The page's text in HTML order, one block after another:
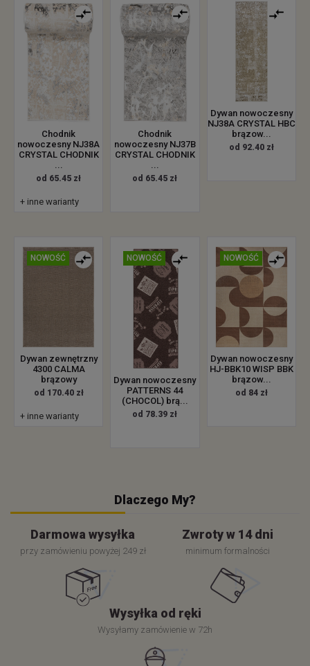
Chodnik
nowoczesny NJ38A
CRYSTAL CHODNIK
...
od 65.45 zł
+ inne warianty
Chodnik
nowoczesny NJ37B
CRYSTAL CHODNIK
...
od 65.45 zł
Dywan nowoczesny
NJ38A CRYSTAL HBC
brązow...
od 92.40 zł
NOWOŚĆ
Dywan zewnętrzny
4300 CALMA
brązowy
od 170.40 zł
+ inne warianty
NOWOŚĆ
Dywan nowoczesny
PATTERNS 44
(CHOCOL) brą...
od 78.39 zł
NOWOŚĆ
Dywan nowoczesny
HJ-BBK10 WISP BBK
brązow...
od 84 zł
Dlaczego My?
Darmowa wysyłka
przy zamówieniu powyżej 249 zł
Zwroty w 14 dni
minimum formalności
Wysyłka od ręki
Wysyłamy zamówienie w 72h